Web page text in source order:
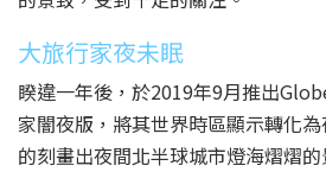
大旅行家夜未眠
睽違一年後，於2019年9月推出
家闇夜版，將其世界時區顯示轉化
的刻畫出夜間北半球城市燈海熠熠